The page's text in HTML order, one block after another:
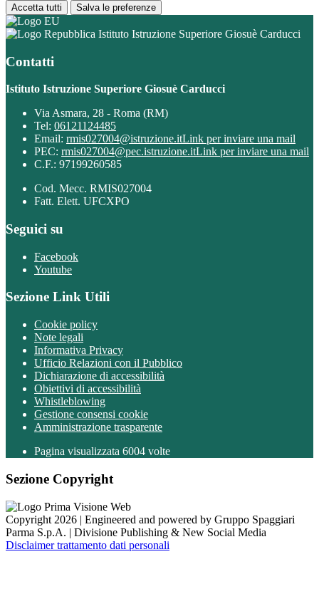
Accetta tutti Salva le preferenze
Istituto Istruzione Superiore Giosuè Carducci
Contatti
Istituto Istruzione Superiore Giosuè Carducci
Via Asmara, 28 - Roma (RM)
Tel: 06121124485
Email: rmis027004@istruzione.itLink per inviare una mail
PEC: rmis027004@pec.istruzione.itLink per inviare una mail
C.F.: 97199260585
Cod. Mecc. RMIS027004
Fatt. Elett. UFCXPO
Seguici su
Facebook
Youtube
Sezione Link Utili
Cookie policy
Note legali
Informativa Privacy
Ufficio Relazioni con il Pubblico
Dichiarazione di accessibilità
Obiettivi di accessibilità
Whistleblowing
Gestione consensi cookie
Amministrazione trasparente
Pagina visualizzata 6004 volte
Sezione Copyright
Copyright 2026 | Engineered and powered by Gruppo Spaggiari
Parma S.p.A. | Divisione Publishing & New Social Media
Disclaimer trattamento dati personali